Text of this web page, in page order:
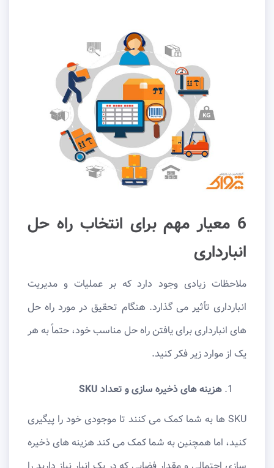
6 معیار مهم برای انتخاب راه حل
انبارداری
ملاحظات زیادی وجود دارد که بر عملیات و مدیریت
انبارداری تأثیر می گذارد. هنگام تحقیق در مورد راه حل
های انبارداری برای یافتن راه حل مناسب خود، حتماً به هر
یک از موارد زیر فکر کنید.
هزینه های ذخیره سازی و تعداد SKU
SKU ها به شما کمک می کنند تا موجودی خود را پیگیری
کنید، اما همچنین به شما کمک می کند هزینه های ذخیره